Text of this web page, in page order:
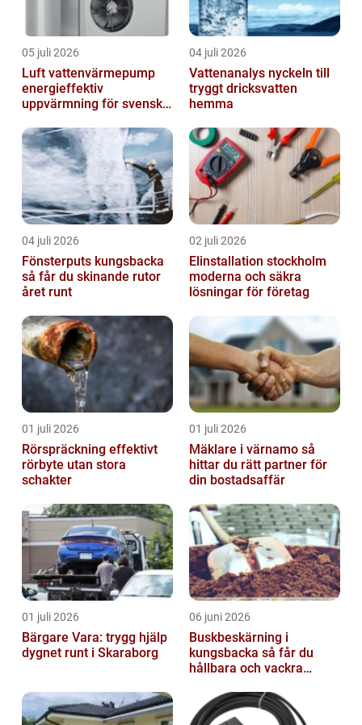
05 juli 2026
Luft vattenvärmepump
energieffektiv
uppvärmning för svenska
04 juli 2026
Vattenanalys nyckeln till
tryggt dricksvatten
hemma
04 juli 2026
Fönsterputs kungsbacka
så får du skinande rutor
året runt
02 juli 2026
Elinstallation stockholm
moderna och säkra
lösningar för företag
01 juli 2026
Rörspräckning effektivt
rörbyte utan stora
schakter
01 juli 2026
Mäklare i värnamo så
hittar du rätt partner för
din bostadsaffär
01 juli 2026
Bärgare Vara: trygg hjälp
dygnet runt i Skaraborg
06 juni 2026
Buskbeskärning i
kungsbacka så får du
hållbara och vackra